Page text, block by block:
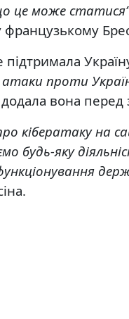
це може
проти
вона перед
кібератаку на
будь-яку